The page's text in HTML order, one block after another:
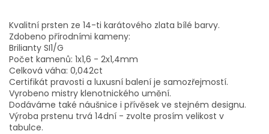
Kvalitní prsten ze 14-ti karátového zlata bílé barvy.
Zdobeno přírodními kameny:
Brilianty SI1/G
Počet kamenů: 1x1,6 - 2x1,4mm
Celková váha: 0,042ct
Certifikát pravosti a luxusní balení je samozřejmostí.
Vyrobeno mistry klenotnického umění.
Dodáváme také náušnice i přívěsek ve stejném designu.
Výroba prstenu trvá 14dní - zvolte prosím velikost v
tabulce.